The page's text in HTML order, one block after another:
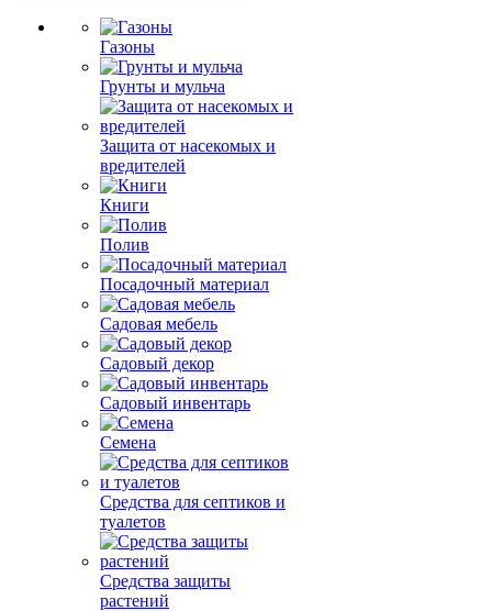
Газоны
Грунты и мульча
Защита от насекомых и
вредителей
Книги
Полив
Посадочный материал
Садовая мебель
Садовый декор
Садовый инвентарь
Семена
Средства для септиков и
туалетов
Средства защиты
растений